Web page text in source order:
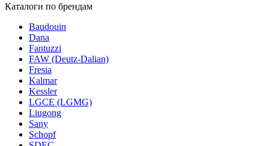
Каталоги по брендам
Baudouin
Dana
Fantuzzi
FAW (Deutz-Dalian)
Fresia
Kalmar
Kessler
LGCE (LGMG)
Liugong
Sany
Schopf